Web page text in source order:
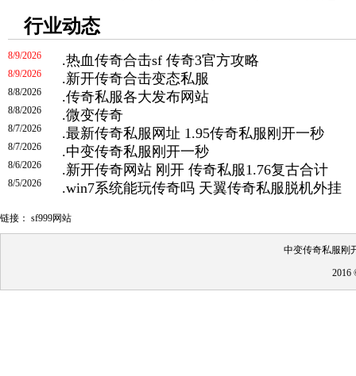
行业动态
.热血传奇合击sf 传奇3官方攻略
8/9/2026
.新开传奇合击变态私服
8/9/2026
.传奇私服各大发布网站
8/8/2026
.微变传奇
8/8/2026
.最新传奇私服网址 1.95传奇私服刚开一秒
8/7/2026
.中变传奇私服刚开一秒
8/7/2026
.新开传奇网站 刚开 传奇私服1.76复古合计
8/6/2026
.win7系统能玩传奇吗 天翼传奇私服脱机外挂
8/5/2026
链接： sf999网站
中变传奇私服刚
2016